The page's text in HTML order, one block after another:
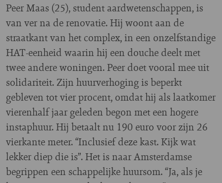
Peer Maas (25), student aardwetenschappen, is
van ver na de renovatie. Hij woont aan de
straatkant van het complex, in een onzelfstandige
HAT-eenheid waarin hij een douche deelt met
twee andere woningen. Peer doet vooral mee uit
solidariteit. Zijn huurverhoging is beperkt
gebleven tot vier procent, omdat hij als laatkomer
vierenhalf jaar geleden begon met een hogere
instaphuur. Hij betaalt nu 190 euro voor zijn 26
vierkante meter. “Inclusief deze kast. Kijk wat
lekker diep die is”. Het is naar Amsterdamse
begrippen een schappelijke huursom. “Ja, als je